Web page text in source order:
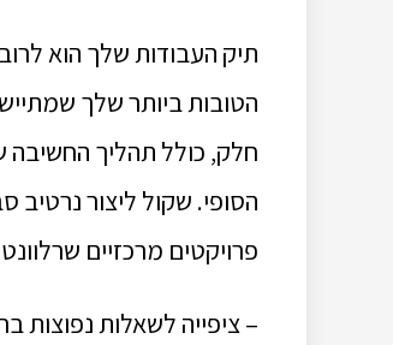
תיק העבודות שלך הוא
הטובות ביותר שלך
חלק, כולל תהליך החשיבה
הסופי. שקול ליצור
פרויקטים מרכזיים
– ציפייה לשאלות נפוצות